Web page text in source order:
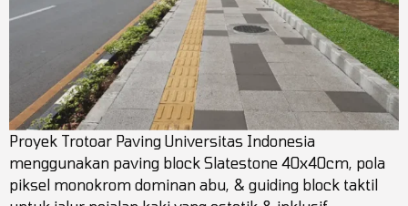
Proyek Trotoar Paving Universitas Indonesia
menggunakan paving block Slatestone 40x40cm, pola
piksel monokrom dominan abu, & guiding block taktil